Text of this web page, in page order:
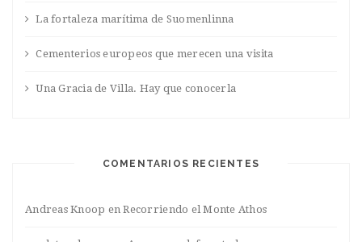
La fortaleza marítima de Suomenlinna
Cementerios europeos que merecen una visita
Una Gracia de Villa. Hay que conocerla
COMENTARIOS RECIENTES
Andreas Knoop enRecorriendo el Monte Athos